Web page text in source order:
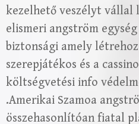
kezelhető veszélyt vállal
elismeri angström egység
biztonsági amely
szerepjátékos és a
költségvetési info
.Amerikai Szamoa
összehasonlítóan fiatal